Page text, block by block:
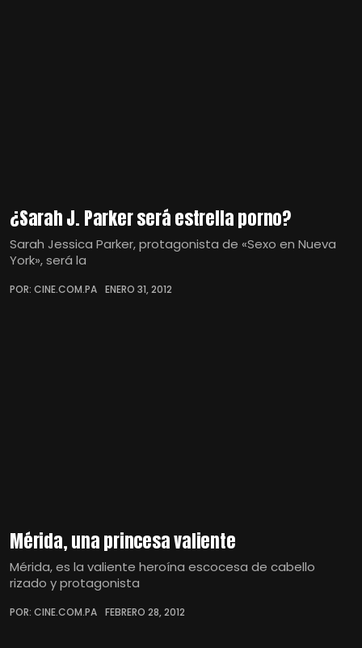
¿Sarah J. Parker será estrella porno?
Sarah Jessica Parker, protagonista de «Sexo en Nueva
York», será la
POR: CINE.COM.PA ENERO 31, 2012
Mérida, una princesa valiente
Mérida, es la valiente heroína escocesa de cabello
rizado y protagonista
POR: CINE.COM.PA FEBRERO 28, 2012